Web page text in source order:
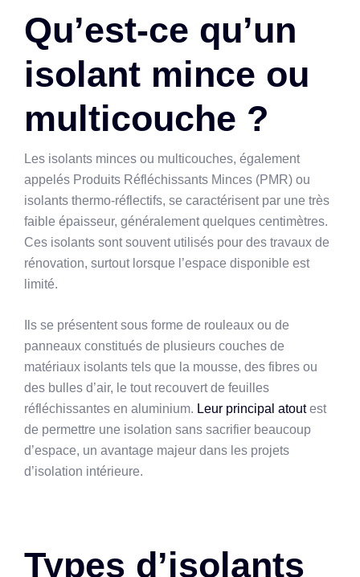
Qu’est-ce qu’un
isolant mince ou
multicouche ?
Les isolants minces ou multicouches, également
appelés Produits Réfléchissants Minces (PMR) ou
isolants thermo-réflectifs, se caractérisent par une très
faible épaisseur, généralement quelques centimètres.
Ces isolants sont souvent utilisés pour des travaux de
rénovation, surtout lorsque l’espace disponible est
limité.
Ils se présentent sous forme de rouleaux ou de
panneaux constitués de plusieurs couches de
matériaux isolants tels que la mousse, des fibres ou
des bulles d’air, le tout recouvert de feuilles
réfléchissantes en aluminium. Leur principal atoutest
de permettre une isolation sans sacrifier beaucoup
d’espace, un avantage majeur dans les projets
d’isolation intérieure.
Types d’isolants